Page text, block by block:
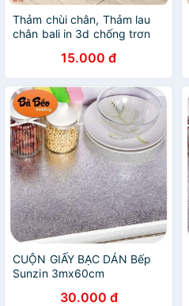
Thảm chùi chân, Thảm lau
chân bali in 3d chống trơn
40x60cm cho nhà tắm,
phòng ngủ, cửa
15.000 đ
CUỘN GIẤY BẠC DÁN Bếp
Sunzin 3mx60cm
30.000 đ